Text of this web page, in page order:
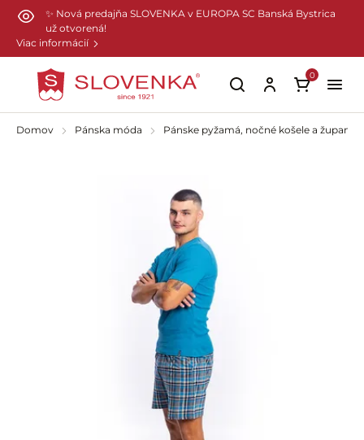
Preskočiť na hlavný obsah
✨ Nová predajňa SLOVENKA v EUROPA SC Banská Bystrica
už otvorená!
Viac informácií
0
Domov Pánska móda Pánske pyžamá, nočné košele a župany